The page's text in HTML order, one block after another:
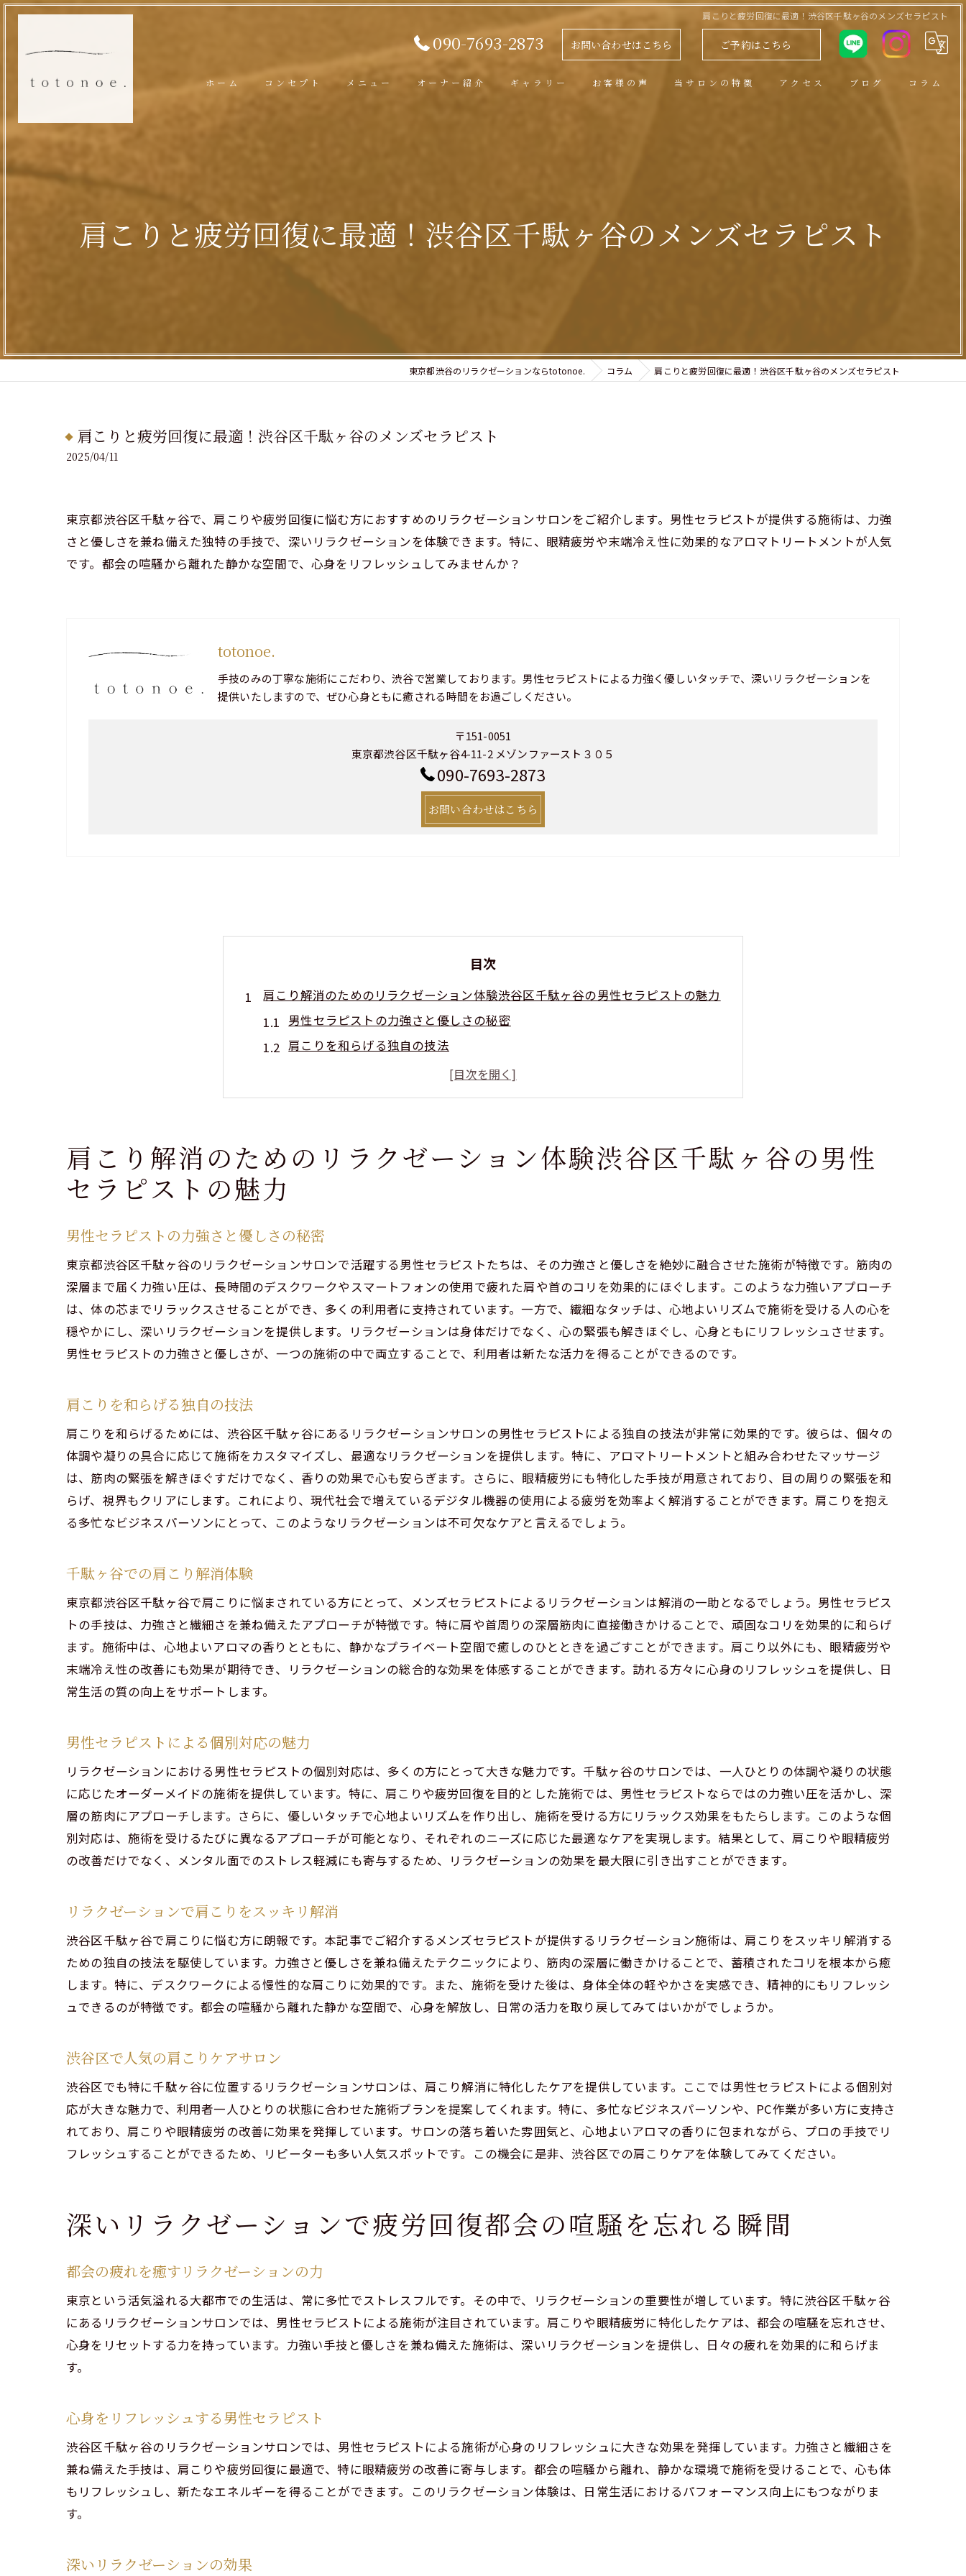
肩こりと疲労回復に最適！渋谷区千駄ヶ谷のメンズセラピスト
090-7693-2873 お問い合わせはこちら ご予約はこちら
ホーム コンセプト メニュー オーナー紹介 ギャラリー お客様の声 当サロンの特徴
小顔
アクセス ブログ コラム
肩こりと疲労回復に最適！渋谷区千駄ヶ谷のメンズセラピスト
東京都渋谷のリラクゼーションならtotonoe. コラム 肩こりと疲労回復に最適！渋谷区千駄ヶ谷のメンズセラピスト
肩こりと疲労回復に最適！渋谷区千駄ヶ谷のメンズセラピスト
2025/04/11
東京都渋谷区千駄ヶ谷で、肩こりや疲労回復に悩む方におすすめのリラクゼーションサロンをご紹介します。男性セラピストが提供する施術は、力強
さと優しさを兼ね備えた独特の手技で、深いリラクゼーションを体験できます。特に、眼精疲労や末端冷え性に効果的なアロマトリートメントが人気
です。都会の喧騒から離れた静かな空間で、心身をリフレッシュしてみませんか？
totonoe.
手技のみの丁寧な施術にこだわり、渋谷で営業しております。男性セラピストによる力強く優しいタッチで、深いリラクゼーションを
提供いたしますので、ぜひ心身ともに癒される時間をお過ごしください。
〒151-0051
東京都渋谷区千駄ヶ谷4-11-2 メゾンファースト３０５
090-7693-2873
お問い合わせはこちら
目次
肩こり解消のためのリラクゼーション体験渋谷区千駄ヶ谷の男性セラピストの魅力
男性セラピストの力強さと優しさの秘密
肩こりを和らげる独自の技法
男性セラピストによる個別対応の魅力
渋谷区で人気の肩こりケアサロン
深いリラクゼーションで疲労回復都会の喧騒を忘れる瞬間
深いリラクゼーションの効果
静寂の中でのリラクゼーション体験
渋谷区の隠れ家サロンでの癒し
都会のストレスを忘れるためのリラクゼーション
眼精疲労に効果絶大渋谷区の隠れ家サロンで心と体を癒す
男性セラピストによる眼精疲労回復法
リラクゼーションで視界をクリアに
千駄ヶ谷での眼精疲労特化サロン
男性セラピストによる特別なリラクゼーション感動の手技
渋谷区で体験できる特別な癒し
力強さと繊細さが融合した施術
訪れる人を虜にするリラクゼーション
男性セラピストがもたらす感動の施術
アロマトリートメントで末端冷え性改善渋谷区千駄ヶ谷のおすすめスポット
末端冷え性に効くアロマの選び方
渋谷区で体験するアロマトリートメント
男性セラピストによる心温まる施術
冷え性改善に特化したリラクゼーション
千駄ヶ谷の隠れ家アロマサロン
男性セラピストが提供するストレス解消法
渋谷区でのストレスフリーなひととき
施術で心を解放する瞬間
男性セラピストの特別なリラクゼーション
静かな空間でのリラクゼーション心身をリフレッシュする秘訣
心身をリフレッシュするための環境づくり
男性セラピストが提供する静かな癒しの時間
都会の喧騒から離れてリラクゼーション
渋谷区千駄ヶ谷で体験する至福のリラクゼーション
男性セラピストによる至福の施術
渋谷区の隠れ家で得る至福のひととき
リラクゼーションがもたらす深い安らぎ
都会のストレスから解放される瞬間
肩こり解消のためのリラクゼーション体験渋谷区千駄ヶ谷の男性
セラピストの魅力
男性セラピストの力強さと優しさの秘密
東京都渋谷区千駄ヶ谷のリラクゼーションサロンで活躍する男性セラピストたちは、その力強さと優しさを絶妙に融合させた施術が特徴です。筋肉の
深層まで届く力強い圧は、長時間のデスクワークやスマートフォンの使用で疲れた肩や首のコリを効果的にほぐします。このような力強いアプローチ
は、体の芯までリラックスさせることができ、多くの利用者に支持されています。一方で、繊細なタッチは、心地よいリズムで施術を受ける人の心を
穏やかにし、深いリラクゼーションを提供します。リラクゼーションは身体だけでなく、心の緊張も解きほぐし、心身ともにリフレッシュさせます。
男性セラピストの力強さと優しさが、一つの施術の中で両立することで、利用者は新たな活力を得ることができるのです。
肩こりを和らげる独自の技法
肩こりを和らげるためには、渋谷区千駄ヶ谷にあるリラクゼーションサロンの男性セラピストによる独自の技法が非常に効果的です。彼らは、個々の
体調や凝りの具合に応じて施術をカスタマイズし、最適なリラクゼーションを提供します。特に、アロマトリートメントと組み合わせたマッサージ
は、筋肉の緊張を解きほぐすだけでなく、香りの効果で心も安らぎます。さらに、眼精疲労にも特化した手技が用意されており、目の周りの緊張を和
らげ、視界もクリアにします。これにより、現代社会で増えているデジタル機器の使用による疲労を効率よく解消することができます。肩こりを抱え
る多忙なビジネスパーソンにとって、このようなリラクゼーションは不可欠なケアと言えるでしょう。
千駄ヶ谷での肩こり解消体験
東京都渋谷区千駄ヶ谷で肩こりに悩まされている方にとって、メンズセラピストによるリラクゼーションは解消の一助となるでしょう。男性セラピス
トの手技は、力強さと繊細さを兼ね備えたアプローチが特徴です。特に肩や首周りの深層筋肉に直接働きかけることで、頑固なコリを効果的に和らげ
ます。施術中は、心地よいアロマの香りとともに、静かなプライベート空間で癒しのひとときを過ごすことができます。肩こり以外にも、眼精疲労や
末端冷え性の改善にも効果が期待でき、リラクゼーションの総合的な効果を体感することができます。訪れる方々に心身のリフレッシュを提供し、日
常生活の質の向上をサポートします。
男性セラピストによる個別対応の魅力
リラクゼーションにおける男性セラピストの個別対応は、多くの方にとって大きな魅力です。千駄ヶ谷のサロンでは、一人ひとりの体調や凝りの状態
に応じたオーダーメイドの施術を提供しています。特に、肩こりや疲労回復を目的とした施術では、男性セラピストならではの力強い圧を活かし、深
層の筋肉にアプローチします。さらに、優しいタッチで心地よいリズムを作り出し、施術を受ける方にリラックス効果をもたらします。このような個
別対応は、施術を受けるたびに異なるアプローチが可能となり、それぞれのニーズに応じた最適なケアを実現します。結果として、肩こりや眼精疲労
の改善だけでなく、メンタル面でのストレス軽減にも寄与するため、リラクゼーションの効果を最大限に引き出すことができます。
リラクゼーションで肩こりをスッキリ解消
渋谷区千駄ヶ谷で肩こりに悩む方に朗報です。本記事でご紹介するメンズセラピストが提供するリラクゼーション施術は、肩こりをスッキリ解消する
ための独自の技法を駆使しています。力強さと優しさを兼ね備えたテクニックにより、筋肉の深層に働きかけることで、蓄積されたコリを根本から癒
します。特に、デスクワークによる慢性的な肩こりに効果的です。また、施術を受けた後は、身体全体の軽やかさを実感でき、精神的にもリフレッシ
ュできるのが特徴です。都会の喧騒から離れた静かな空間で、心身を解放し、日常の活力を取り戻してみてはいかがでしょうか。
渋谷区で人気の肩こりケアサロン
渋谷区でも特に千駄ヶ谷に位置するリラクゼーションサロンは、肩こり解消に特化したケアを提供しています。ここでは男性セラピストによる個別対
応が大きな魅力で、利用者一人ひとりの状態に合わせた施術プランを提案してくれます。特に、多忙なビジネスパーソンや、PC作業が多い方に支持さ
れており、肩こりや眼精疲労の改善に効果を発揮しています。サロンの落ち着いた雰囲気と、心地よいアロマの香りに包まれながら、プロの手技でリ
フレッシュすることができるため、リピーターも多い人気スポットです。この機会に是非、渋谷区での肩こりケアを体験してみてください。
深いリラクゼーションで疲労回復都会の喧騒を忘れる瞬間
都会の疲れを癒すリラクゼーションの力
東京という活気溢れる大都市での生活は、常に多忙でストレスフルです。その中で、リラクゼーションの重要性が増しています。特に渋谷区千駄ヶ谷
にあるリラクゼーションサロンでは、男性セラピストによる施術が注目されています。肩こりや眼精疲労に特化したケアは、都会の喧騒を忘れさせ、
心身をリセットする力を持っています。力強い手技と優しさを兼ね備えた施術は、深いリラクゼーションを提供し、日々の疲れを効果的に和らげま
す。
心身をリフレッシュする男性セラピスト
渋谷区千駄ヶ谷のリラクゼーションサロンでは、男性セラピストによる施術が心身のリフレッシュに大きな効果を発揮しています。力強さと繊細さを
兼ね備えた手技は、肩こりや疲労回復に最適で、特に眼精疲労の改善に寄与します。都会の喧騒から離れ、静かな環境で施術を受けることで、心も体
もリフレッシュし、新たなエネルギーを得ることができます。このリラクゼーション体験は、日常生活におけるパフォーマンス向上にもつながりま
す。
深いリラクゼーションの効果